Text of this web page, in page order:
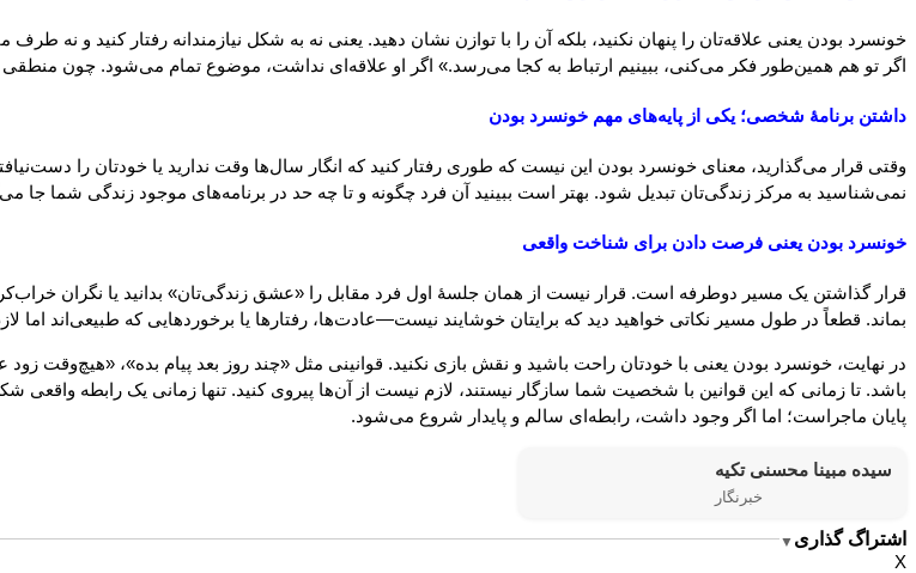
خونسرد بودن یعنی علاقه‌تان را پنهان نکنید، بلکه آن را با توازن نشان دهید. یعنی نه به شکل نیازمندانه رفتار کنید و
اگر تو هم همین‌طور فکر می‌کنی، ببینیم ارتباط به کجا می‌رسد.» اگر او علاقه‌ای نداشت، موضوع تمام می‌شود. چون
داشتن برنامهٔ شخصی؛ یکی از پایه‌های مهم خونسرد بودن
وقتی قرار می‌گذارید، معنای خونسرد بودن این نیست که طوری رفتار کنید که انگار سال‌ها وقت ندارید یا خودتان را
نمی‌شناسید به مرکز زندگی‌تان تبدیل شود. بهتر است ببینید آن فرد چگونه و تا چه حد در برنامه‌های موجود زندگی شما جا
خونسرد بودن یعنی فرصت دادن برای شناخت واقعی
قرار گذاشتن یک مسیر دوطرفه است. قرار نیست از همان جلسهٔ اول فرد مقابل را «عشق زندگی‌تان» بدانید یا نگران
بماند. قطعاً در طول مسیر نکاتی خواهید دید که برایتان خوشایند نیست—عادت‌ها، رفتارها یا برخوردهایی که طبیعی‌اند اما
در نهایت، خونسرد بودن یعنی با خودتان راحت باشید و نقش بازی نکنید. قوانینی مثل «چند روز بعد پیام بده»، «هیچ‌وقت
باشد. تا زمانی که این قوانین با شخصیت شما سازگار نیستند، لازم نیست از آن‌ها پیروی کنید. تنها زمانی یک رابطه
پایان ماجراست؛ اما اگر وجود داشت، رابطه‌ای سالم و پایدار شروع می‌شود.
سیده مبینا محسنی تکیه
خبرنگار
اشتراگ گذاری ▼
X